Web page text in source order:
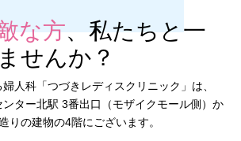
な方、私たちと一
せんか？
人科「つづきレディスクリニック」は、
ター北駅 3番出口（モザイクモール側）か
りの建物の4階にございます。